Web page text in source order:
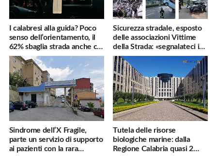
I calabresi alla guida? Poco
senso dell’orientamento, il
62% sbaglia strada anche col
navigatore
Sicurezza stradale, esposto
delle associazioni Vittime
della Strada: «segnalateci i
pericoli, interverremo
subito»
Sindrome dell’X Fragile,
parte un servizio di supporto
ai pazienti con la rara
Tutela delle risorse
biologiche marine: dalla
Regione Calabria quasi 2